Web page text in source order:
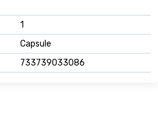
1
Capsule
733739033086